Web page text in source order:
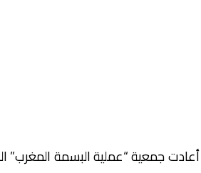
على مدى 25 سنة، أعادت جمعية “عملية البسمة